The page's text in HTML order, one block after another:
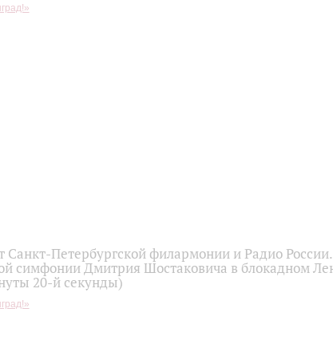
Санкт-Петербургской филармонии и Радио
симфонии Дмитрия Шостаковича в блокадном
20-й секунды)